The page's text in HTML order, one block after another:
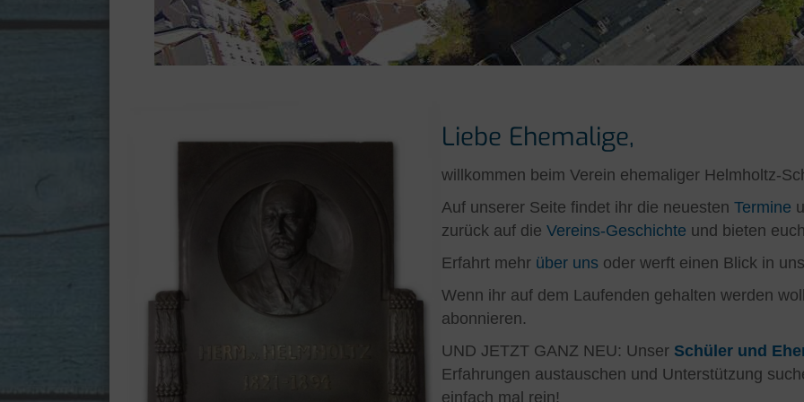
Liebe Ehemalige,
willkommen beim Verein ehemaliger Helmholtz-
Auf unserer Seite findet ihr die neuesten Termine
zurück auf die Vereins-Geschichte und bieten
Erfahrt mehr über uns oder werft einen Blick in
Wenn ihr auf dem Laufenden gehalten werden
abonnieren.
UND JETZT GANZ NEU: Unser Schüler und
Erfahrungen austauschen und Unterstützung
einfach mal rein!